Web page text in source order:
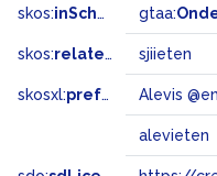
skos:inScheme gtaa:
skos:related sjiieten
skosxl:prefLabel Alevis @en
alevieten